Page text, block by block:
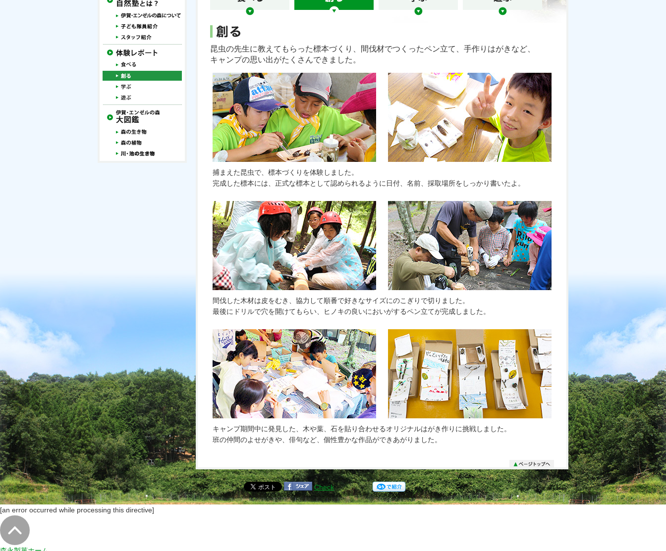
昆虫の先生に教えてもらった標本づくり、間伐材でつくったペン立て、手作りはがきなど、
キャンプの思い出がたくさんできました。
捕まえた昆虫で、標本づくりを体験しました。
完成した標本には、正式な標本として認められるように日付、名前、採取場所をしっかり書いたよ。
間伐した木材は皮をむき、協力して順番で好きなサイズにのこぎりで切りました。
最後にドリルで穴を開けてもらい、ヒノキの良いにおいがするペン立てが完成しました。
キャンプ期間中に発見した、木や葉、石を貼り合わせるオリジナルはがき作りに挑戦しました。
班の仲間のよせがきや、俳句など、個性豊かな作品ができあがりました。
Check
[an error occurred while processing this directive]